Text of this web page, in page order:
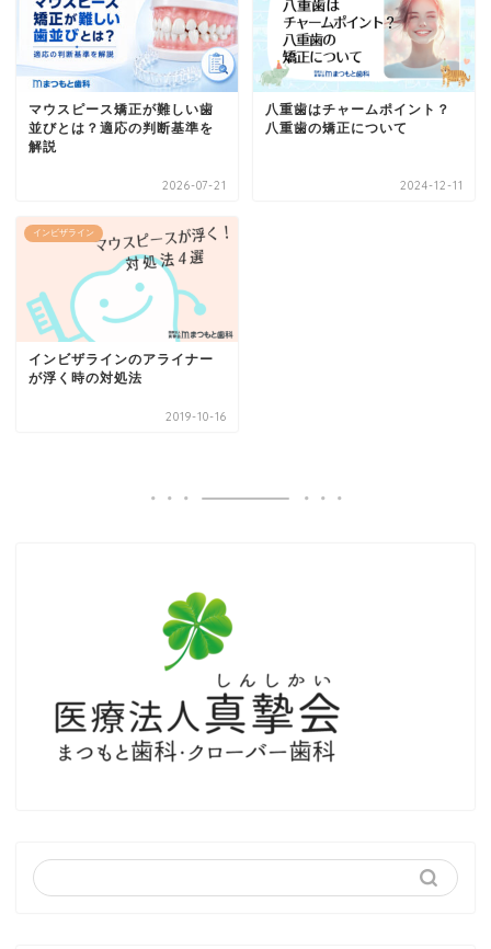
マウスピース矯正が難しい歯
並びとは？適応の判断基準を
解説
2026-07-21
八重歯はチャームポイント？
八重歯の矯正について
2024-12-11
インビザライン
インビザラインのアライナー
が浮く時の対処法
2019-10-16